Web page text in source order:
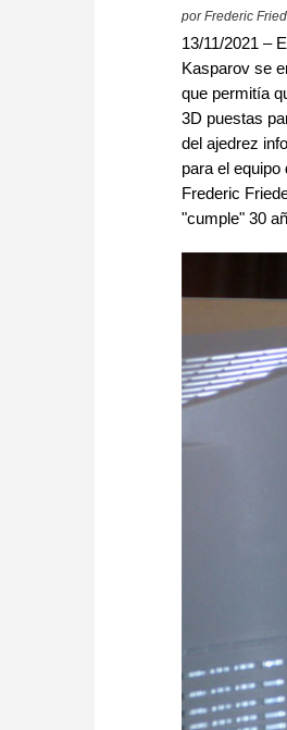
por Frederic
13/11/2021 –
Kasparov se
que permitía
3D puestas
del ajedrez
para el
Frederic
"cumple" 30